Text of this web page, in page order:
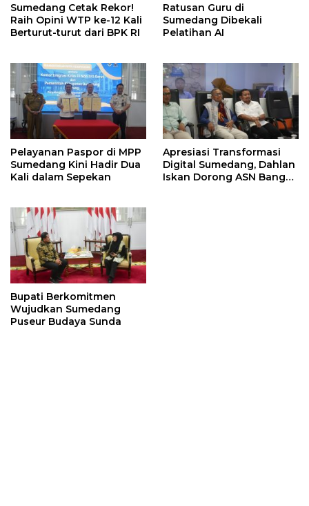
Sumedang Cetak Rekor!
Raih Opini WTP ke-12 Kali
Berturut-turut dari BPK RI
Ratusan Guru di
Sumedang Dibekali
Pelatihan AI
Pelayanan Paspor di MPP
Sumedang Kini Hadir Dua
Kali dalam Sepekan
Apresiasi Transformasi
Digital Sumedang, Dahlan
Iskan Dorong ASN Bangun
Bupati Berkomitmen
Wujudkan Sumedang
Puseur Budaya Sunda